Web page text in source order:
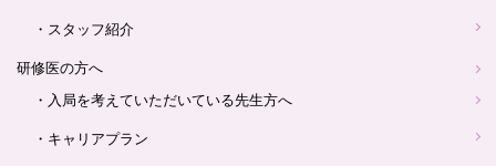
・スタッフ紹介
研修医の方へ
・入局を考えていただいている先生方へ
・キャリアプラン